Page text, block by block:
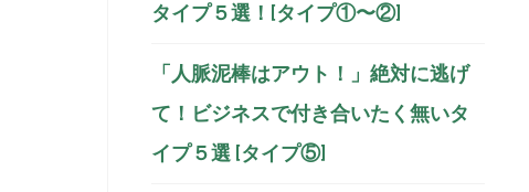
タイプ５選！[タイプ①〜②]
「人脈泥棒はアウト！」絶対に逃げ
て！ビジネスで付き合いたく無いタ
イプ５選 [タイプ⑤]